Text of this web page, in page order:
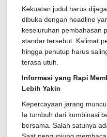
Kekuatan judul harus
dibuka dengan headline
keseluruhan pembahasan
standar tersebut. Kalimat
hingga penutup harus
terasa utuh.
Informasi yang Rapi
Lebih Yakin
Kepercayaan jarang
Ia tumbuh dari kombinasi
bersama. Salah satunya